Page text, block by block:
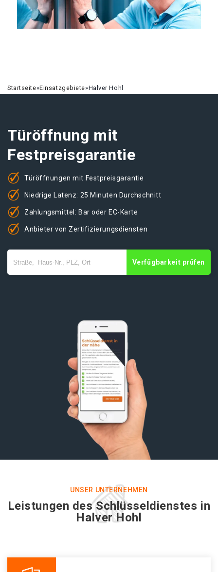
Startseite»Einsatzgebiete»Halver Hohl
Türöffnung mit
Festpreisgarantie
Türöffnungen mit Festpreisgarantie
Niedrige Latenz: 25 Minuten Durchschnitt
Zahlungsmittel: Bar oder EC-Karte
Anbieter von Zertifizierungsdiensten
Verfügbarkeit prüfen
UNSER UNTERNEHMEN
Leistungen des Schlüsseldienstes in
Halver Hohl